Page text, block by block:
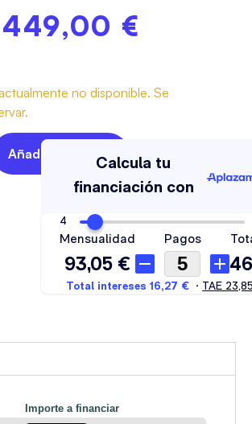
449,00 €
no disponible. Se
Añadir Al Carrito
Importe a financiar